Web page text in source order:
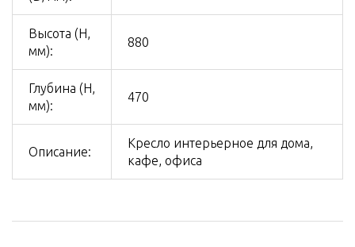
Высота (H,
мм):
880
Глубина (H,
мм):
470
Описание:
Кресло интерьерное для дома,
кафе, офиса